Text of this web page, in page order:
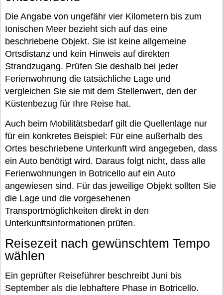
Die Angabe von ungefähr vier Kilometern bis zum
Ionischen Meer bezieht sich auf das eine
beschriebene Objekt. Sie ist keine allgemeine
Ortsdistanz und kein Hinweis auf direkten
Strandzugang. Prüfen Sie deshalb bei jeder
Ferienwohnung die tatsächliche Lage und
vergleichen Sie sie mit dem Stellenwert, den der
Küstenbezug für Ihre Reise hat.
Auch beim Mobilitätsbedarf gilt die Quellenlage nur
für ein konkretes Beispiel: Für eine außerhalb des
Ortes beschriebene Unterkunft wird angegeben, dass
ein Auto benötigt wird. Daraus folgt nicht, dass alle
Ferienwohnungen in Botricello auf ein Auto
angewiesen sind. Für das jeweilige Objekt sollten Sie
die Lage und die vorgesehenen
Transportmöglichkeiten direkt in den
Unterkunftsinformationen prüfen.
Reisezeit nach gewünschtem Tempo
wählen
Ein geprüfter Reiseführer beschreibt Juni bis
September als die lebhaftere Phase in Botricello.